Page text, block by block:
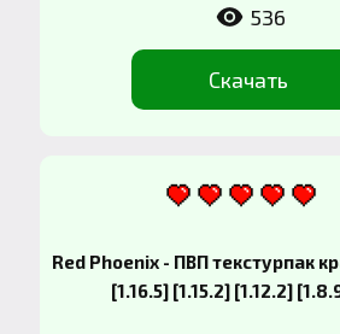
Скачать
536
Red Phoenix - ПВП текстурпак
[1.16.5] [1.15.2] [1.12.2]